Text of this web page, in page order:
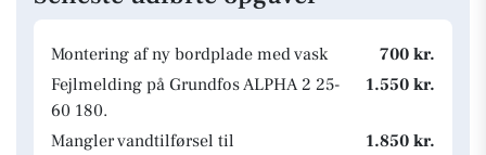
Montering af ny bordplade med vask
700 kr.
Fejlmelding på Grundfos ALPHA 2 25-
60 180.
1.550 kr.
Mangler vandtilførsel til
1.850 kr.